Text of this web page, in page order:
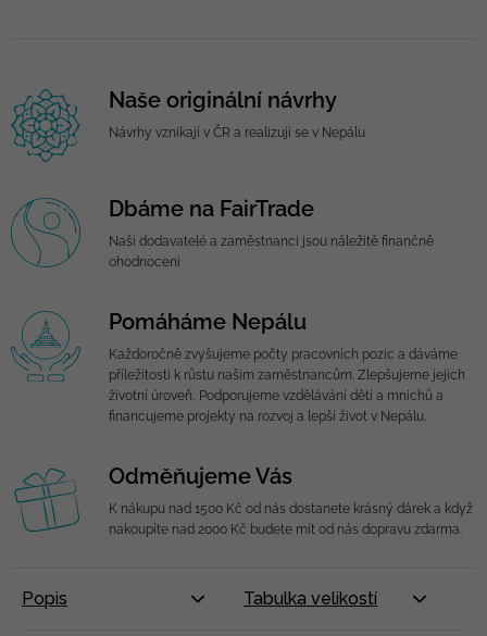
Naše originální návrhy
Návrhy vznikají v ČR a realizují se v Nepálu
Dbáme na FairTrade
Naši dodavatelé a zaměstnanci jsou náležitě finančně
ohodnoceni
Pomáháme Nepálu
Každoročně zvyšujeme počty pracovních pozic a dáváme
příležitosti k růstu našim zaměstnancům. Zlepšujeme jejich
životní úroveň, Podporujeme vzdělávání dětí a mnichů a
financujeme projekty na rozvoj a lepší život v Nepálu.
Odměňujeme Vás
K nákupu nad 1500 Kč od nás dostanete krásný dárek a když
nakoupíte nad 2000 Kč budete mít od nás dopravu zdarma.
Popis Tabulka velikostí